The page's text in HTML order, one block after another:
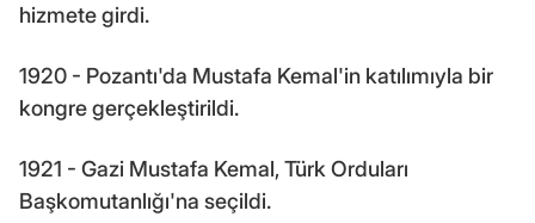
hizmete girdi.
1920 - Pozantı'da Mustafa Kemal'in katılımıyla bir
kongre gerçekleştirildi.
1921 - Gazi Mustafa Kemal, Türk Orduları
Başkomutanlığı'na seçildi.